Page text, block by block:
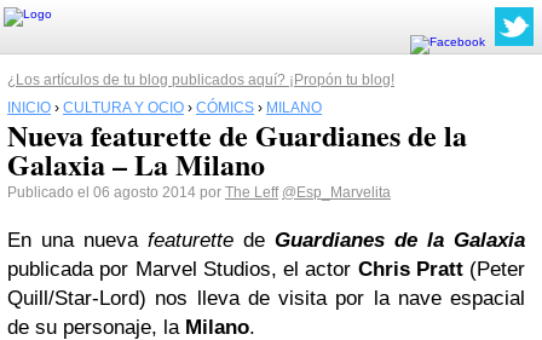
¿Los artículos de tu blog publicados aquí? ¡Propón tu blog!
INICIO › CULTURA Y OCIO › CÓMICS › MILANO
Nueva featurette de Guardianes de la
Galaxia – La Milano
Publicado el 06 agosto 2014 por The Leff @Esp_Marvelita
En una nueva featurette de Guardianes de la Galaxia
publicada por Marvel Studios, el actor Chris Pratt(Peter
Quill/Star-Lord) nos lleva de visita por la nave espacial
de su personaje, la Milano.